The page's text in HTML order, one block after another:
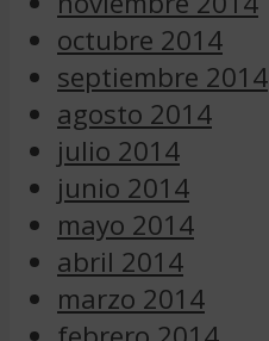
octubre 2014
septiembre 2014
agosto 2014
julio 2014
junio 2014
mayo 2014
abril 2014
marzo 2014